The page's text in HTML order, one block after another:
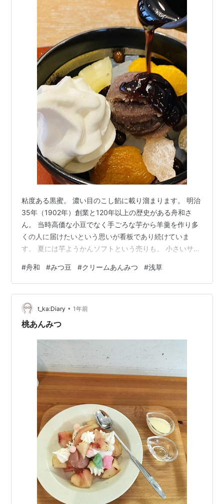
粘度ある黒蜜。 濃い目のこし餡に載り溜まります。 明治
35年（1902年）創業と120年以上の歴史がある舟和さ
ん。 当時高価な小豆でなく手ごろな芋から羊羹を作り多
くの人に届けたいという思いが看板であり続けていま
す。 夏には芋ようかんソフトという売りも。 小さいサン
ます。 明治から大正ロマンを感じる入口がいい雰囲気。
開店後1番のりした店内。 オーダー後に程なくやってきま
したあんみつクリームトッピングです。 寒天と赤えんど
うに蜜を加えたみつ豆を生み出したといわれる舟和さ
ん。 1903年、これが大ヒットし喫茶室はみつ豆ホールと
#舟和 #みつ豆 #クリームあんみつ #浅草
t_ka:Diary • 1年前
桃あんみつ